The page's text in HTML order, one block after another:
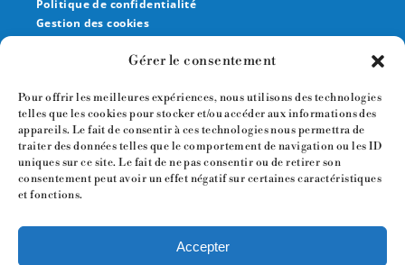
Gérer le consentement
Pour offrir les meilleures expériences, nous utilisons des technologies
telles que les cookies pour stocker et/ou accéder aux informations des
appareils. Le fait de consentir à ces technologies nous permettra de
traiter des données telles que le comportement de navigation ou les ID
uniques sur ce site. Le fait de ne pas consentir ou de retirer son
consentement peut avoir un effet négatif sur certaines caractéristiques
et fonctions.
Accepter
Politique de confidentialité
Gestion des cookies
102 Av. Gaston Roussel,
93230 Romainville